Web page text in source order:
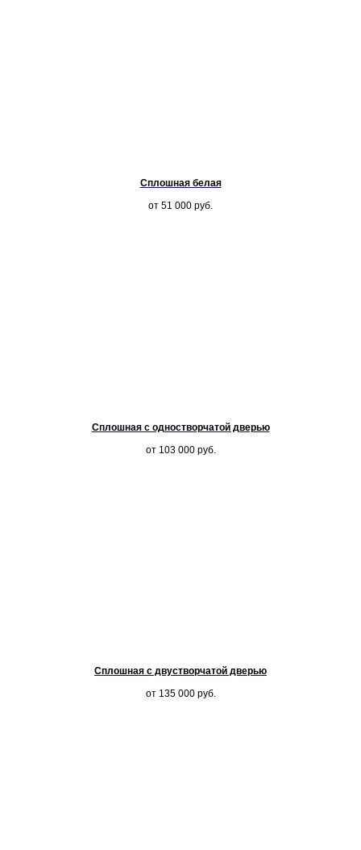
Сплошная белая
от 51 000 руб.
Сплошная с одностворчатой дверью
от 103 000 руб.
Сплошная с двустворчатой дверью
от 135 000 руб.